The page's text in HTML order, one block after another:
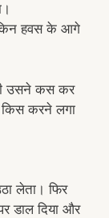
हवस के आगे
उसने कस कर
करने लगा
लेता। फिर
डाल दिया और